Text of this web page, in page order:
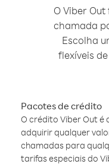
O Viber
chamada
Escolha
flexíveis
Pacotes de crédito
O crédito Viber Out é
adquirir qualquer
chamadas para
tarifas especiais do